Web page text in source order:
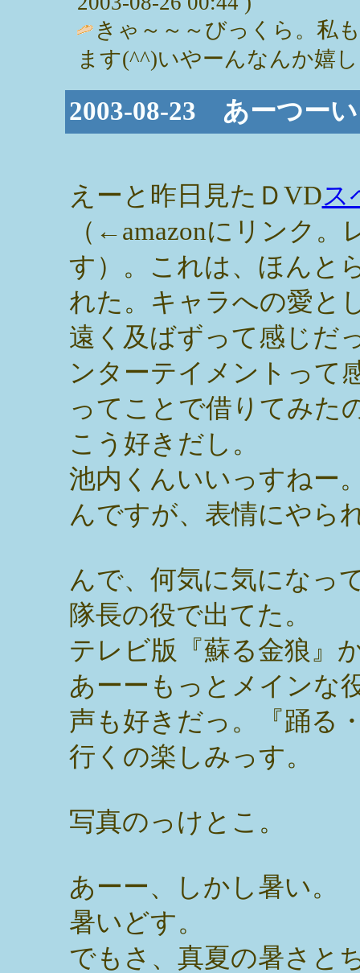
きゃ～～～びっくら。私
ます(^^)いやーんなんか嬉
2003-08-23 あーつー
えーと昨日見たＤVDス
（←amazonにリンク
す）。これは、ほんと
れた。キャラへの愛と
遠く及ばずって感じだ
ンターテイメントって
ってことで借りてみた
こう好きだし。
池内くんいいっすねー
んですが、表情にやら
んで、何気に気になっ
隊長の役で出てた。
テレビ版『蘇る金狼』
あーーもっとメインな
声も好きだっ。『踊る
行くの楽しみっす。
写真のっけとこ。
あーー、しかし暑い。
暑いどす。
でもさ、真夏の暑さと